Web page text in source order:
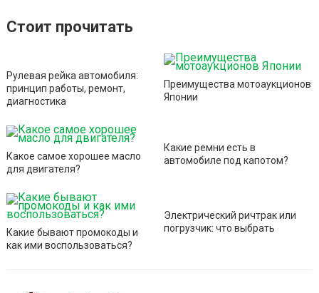
o
k
a
ss
ni
m
р
в
и
ть
Стоит прочитать
Рулевая рейка автомобиля:
принцип работы, ремонт,
диагностика
Преимущества мотоаукционов
Японии
Какое самое хорошее масло
для двигателя?
Какие ремни есть в
автомобиле под капотом?
Какие бывают промокоды и
как ими воспользоваться?
Электрический ричтрак или
погрузчик: что выбрать